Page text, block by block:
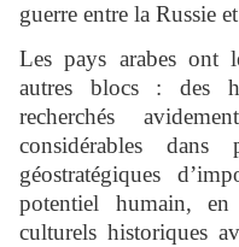
guerre entre la Russie
Les pays arabes ont
autres blocs : des
recherchés
considérables dans
géostratégiques
potentiel humain,
culturels historiques